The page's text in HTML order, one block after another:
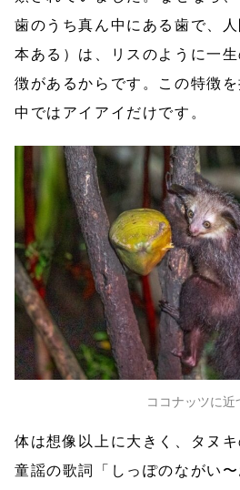
歯のうち真ん中にある歯で、
本ある）は、リスのように一
徴があるからです。この特徴
中ではアイアイだけです。
ココナッツに近
体は想像以上に大きく、タヌキ
童謡の歌詞「しっぽのながい〜